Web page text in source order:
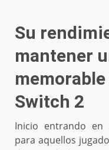
Su
mantener
Switch 2
Inicio entrando en
para aquellos